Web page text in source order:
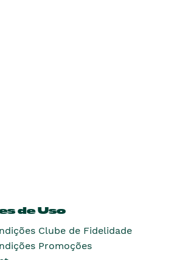
de Uso
Clube de Fidelidade
Promoções